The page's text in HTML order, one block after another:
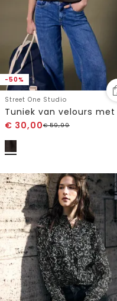
-50%
Street One Studio
€ 30,00€59,99